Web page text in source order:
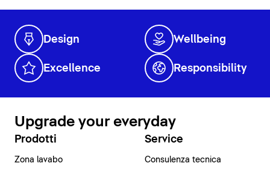
Design Wellbeing
Excellence Responsibility
Upgrade your everyday
Prodotti
Zona lavabo
Service
Consulenza tecnica